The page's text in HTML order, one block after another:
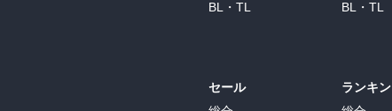
むしろやたらジャンプせず、腰を据えて
冒頭の系図はさっと流して（笑）、「イ
以降の、格調高くもわかりやすい日本語を
凡ての人、なんぢらを誉めなば、汝ら禍
われ更に汝ら聴くものに告ぐ、なんぢら
る者のために祈れ。なんぢの頬を打つ者
BL・TL
セール
BL・TL
ランキ